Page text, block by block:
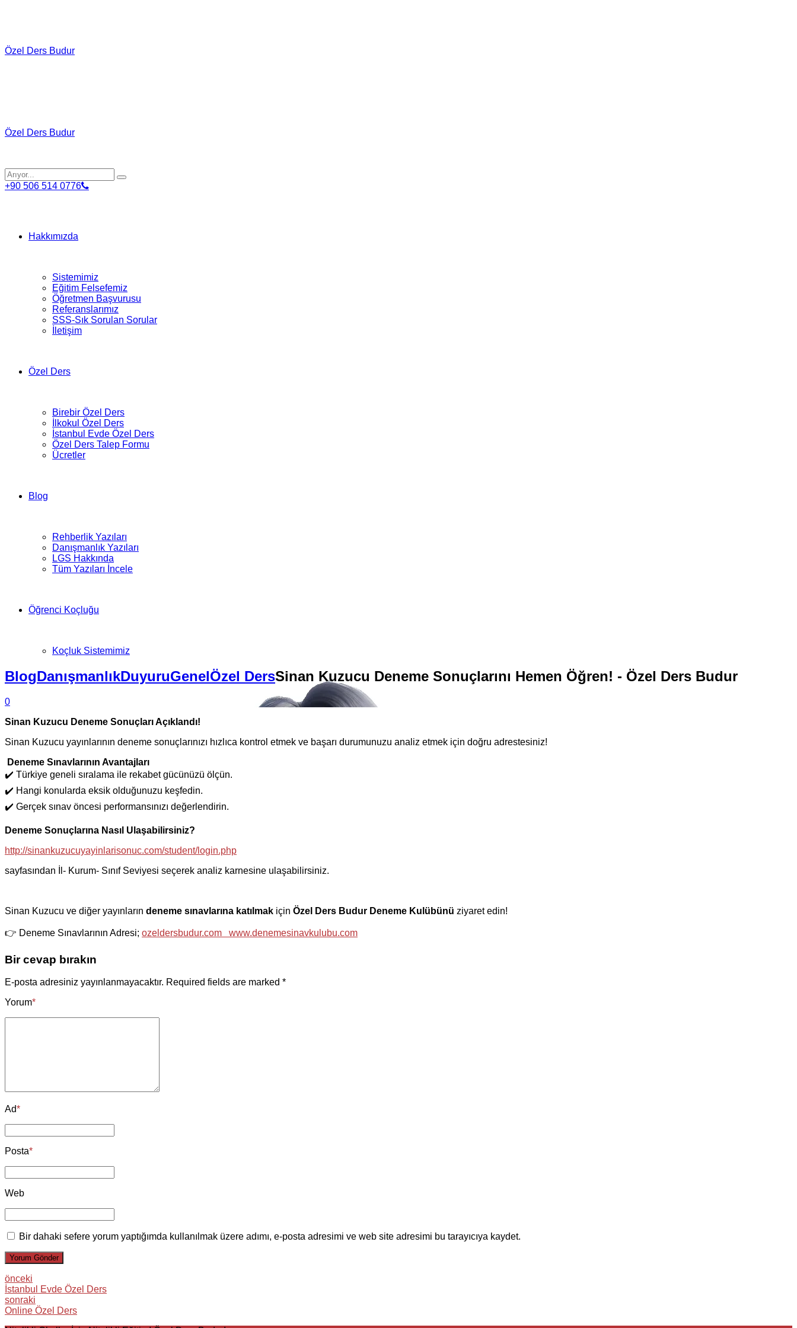
Özel Ders Budur
Özel Ders Budur
+90 506 514 0776
Hakkımızda
Sistemimiz
Eğitim Felsefemiz
Öğretmen Başvurusu
Referanslarımız
SSS-Sık Sorulan Sorular
İletişim
Özel Ders
Birebir Özel Ders
İlkokul Özel Ders
İstanbul Evde Özel Ders
Özel Ders Talep Formu
Ücretler
Blog
Rehberlik Yazıları
Danışmanlık Yazıları
LGS Hakkında
Tüm Yazıları İncele
Öğrenci Koçluğu
Koçluk Sistemimiz
BlogDanışmanlıkDuyuruGenelÖzel DersSinan Kuzucu Deneme Sonuçlarını Hemen Öğren! - Özel Ders Budur
0
Sinan Kuzucu Deneme Sonuçları Açıklandı!
Sinan Kuzucu yayınlarının deneme sonuçlarınızı hızlıca kontrol etmek ve başarı durumunuzu analiz etmek için doğru adrestesiniz!
Deneme Sınavlarının Avantajları
✔️ Türkiye geneli sıralama ile rekabet gücünüzü ölçün.
✔️ Hangi konularda eksik olduğunuzu keşfedin.
✔️ Gerçek sınav öncesi performansınızı değerlendirin.
Deneme Sonuçlarına Nasıl Ulaşabilirsiniz?
http://sinankuzucuyayinlarisonuc.com/student/login.php
sayfasından İl- Kurum- Sınıf Seviyesi seçerek analiz karnesine ulaşabilirsiniz.
Sinan Kuzucu ve diğer yayınların deneme sınavlarına katılmak için Özel Ders Budur Deneme Kulübünü ziyaret edin!
👉 Deneme Sınavlarının Adresi; ozeldersbudur.com www.denemesinavkulubu.com
Bir cevap bırakın
E-posta adresiniz yayınlanmayacaktır. Required fields are marked *
Yorum*
Ad*
Posta*
Web
Bir dahaki sefere yorum yaptığımda kullanılmak üzere adımı, e-posta adresimi ve web site adresimi bu tarayıcıya kaydet.
Yorum Gönder
önceki
İstanbul Evde Özel Ders
sonraki
Online Özel Ders